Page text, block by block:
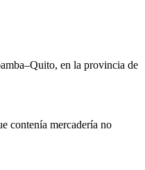
en la provincia de
contenía mercadería no